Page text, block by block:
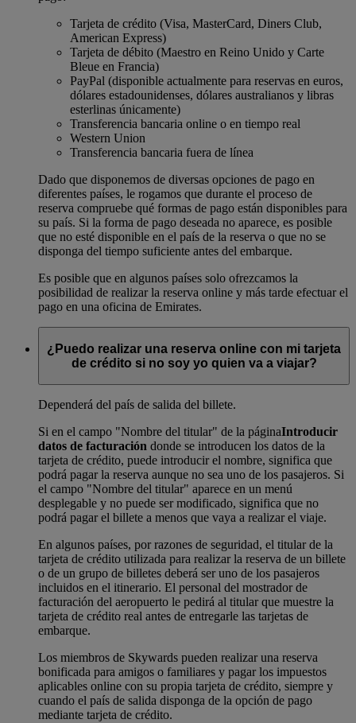
Tarjeta de crédito (Visa, MasterCard, Diners Club,
American Express)
Tarjeta de débito (Maestro en Reino Unido y Carte
Bleue en Francia)
PayPal (disponible actualmente para reservas en euros,
dólares estadounidenses, dólares australianos y libras
esterlinas únicamente)
Transferencia bancaria online o en tiempo real
Western Union
Transferencia bancaria fuera de línea
Dado que disponemos de diversas opciones de pago en
diferentes países, le rogamos que durante el proceso de
reserva compruebe qué formas de pago están disponibles para
su país. Si la forma de pago deseada no aparece, es posible
que no esté disponible en el país de la reserva o que no se
disponga del tiempo suficiente antes del embarque.
Es posible que en algunos países solo ofrezcamos la
posibilidad de realizar la reserva online y más tarde efectuar el
pago en una oficina de Emirates.
¿Puedo realizar una reserva online con mi tarjeta
de crédito si no soy yo quien va a viajar?
Dependerá del país de salida del billete.
Si en el campo "Nombre del titular" de la páginaIntroducir
datos de facturación donde se introducen los datos de la
tarjeta de crédito, puede introducir el nombre, significa que
podrá pagar la reserva aunque no sea uno de los pasajeros. Si
el campo "Nombre del titular" aparece en un menú
desplegable y no puede ser modificado, significa que no
podrá pagar el billete a menos que vaya a realizar el viaje.
En algunos países, por razones de seguridad, el titular de la
tarjeta de crédito utilizada para realizar la reserva de un billete
o de un grupo de billetes deberá ser uno de los pasajeros
incluidos en el itinerario. El personal del mostrador de
facturación del aeropuerto le pedirá al titular que muestre la
tarjeta de crédito real antes de entregarle las tarjetas de
embarque.
Los miembros de Skywards pueden realizar una reserva
bonificada para amigos o familiares y pagar los impuestos
aplicables online con su propia tarjeta de crédito, siempre y
cuando el país de salida disponga de la opción de pago
mediante tarjeta de crédito.